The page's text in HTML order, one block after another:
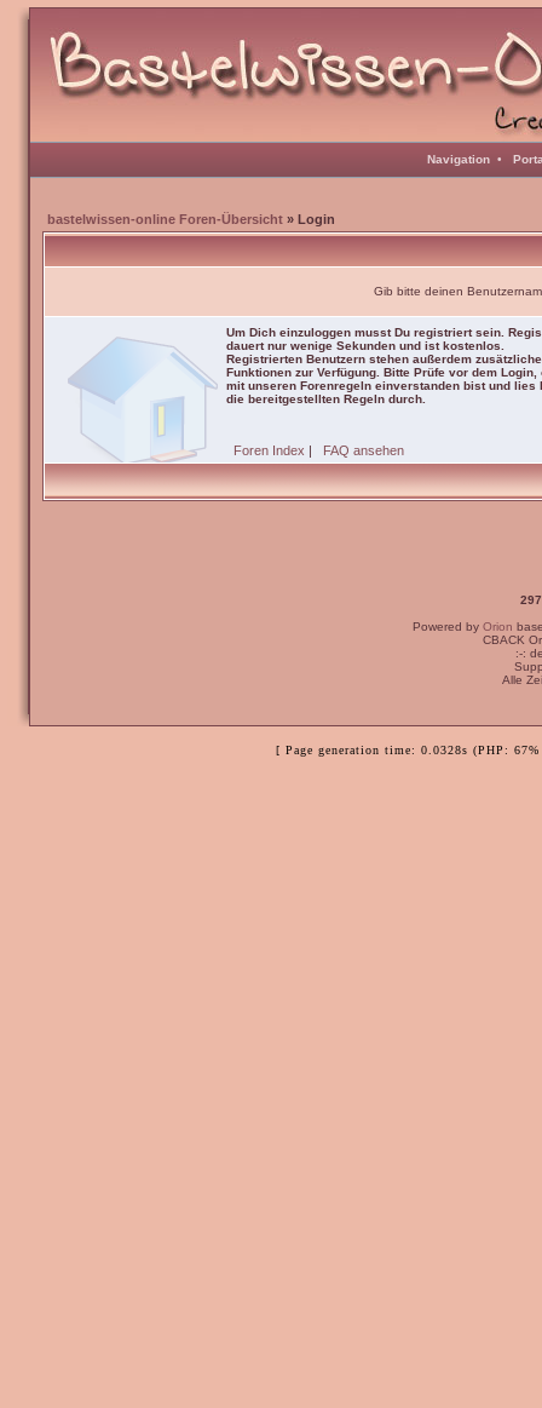
Navigation •
bastelwissen-online Foren-Übersicht » Login
Gib bitte deinen
Um Dich einzuloggen musst Du registriert sein.
dauert nur wenige Sekunden und ist kostenlos.
Registrierten Benutzern stehen außerdem zusätzliche
Funktionen zur Verfügung. Bitte Prüfe vor dem Login,
mit unseren Forenregeln einverstanden bist und lies
die bereitgestellten Regeln durch.
Foren Index | FAQ ansehen
Powered by Orion
CBACK
:-:
Alle
[ Page generation time: 0.0328s (PHP: